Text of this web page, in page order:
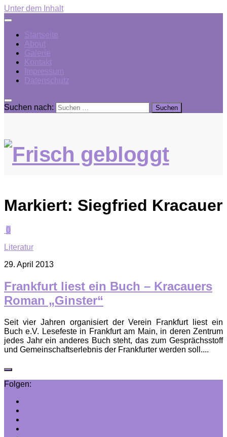
Unter dem Inhalt
Startseite
About
Galerie
Kontakt
Impressum
Datenschutz
Suchen nach:
Markiert: Siegfried Kracauer
0
Literatur
29. April 2013
Frankfurt liest ein Buch – Kracauers
Roman „Ginster“
Seit vier Jahren organisiert der Verein Frankfurt liest ein
Buch e.V. Lesefeste in Frankfurt am Main, in deren Zentrum
jedes Jahr ein anderes Buch steht, das zum Gesprächsstoff
und Gemeinschaftserlebnis der Frankfurter werden soll....
Folgen: